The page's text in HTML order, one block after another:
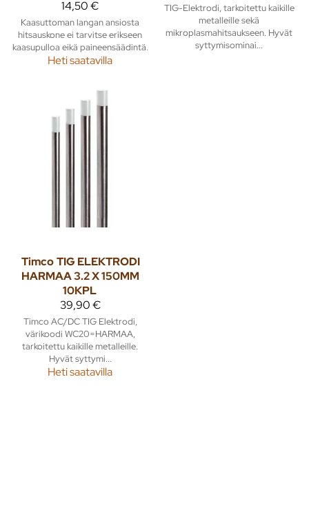
14,50 €
Kaasuttoman langan ansiosta
hitsauskone ei tarvitse erikseen
kaasupulloa eikä paineensäädintä.
Heti saatavilla
TIG-Elektrodi, tarkoitettu kaikille
metalleille sekä
mikroplasmahitsaukseen. Hyvät
syttymisominai...
TimcoTIG ELEKTRODI
HARMAA 3.2 X 150MM
10KPL
39,90 €
Timco AC/DC TIG Elektrodi,
värikoodi WC20=HARMAA,
tarkoitettu kaikille metalleille.
Hyvät syttymi...
Heti saatavilla